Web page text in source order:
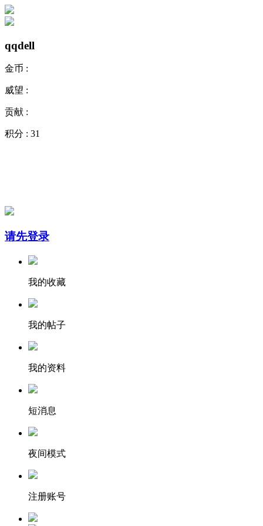
qqdell
金币 :
威望 :
贡献 :
积分 : 31
请先登录
我的收藏
我的帖子
我的资料
短消息
夜间模式
注册账号